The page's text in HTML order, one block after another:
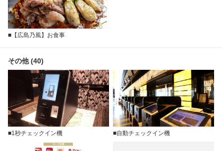
■【広島乃風】お食事
その他 (40)
■1秒チェックイン機 ■自動チェックイン機